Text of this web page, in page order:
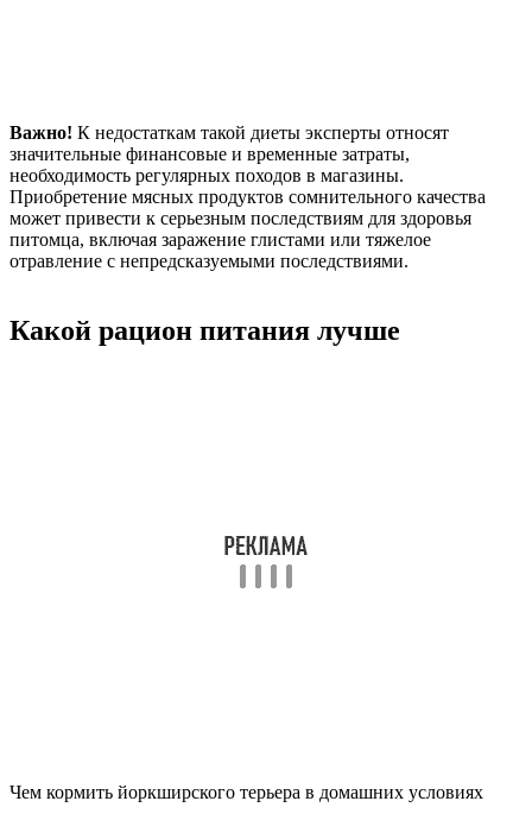
Важно! К недостаткам такой диеты эксперты относят
значительные финансовые и временные затраты,
необходимость регулярных походов в магазины.
Приобретение мясных продуктов сомнительного качества
может привести к серьезным последствиям для здоровья
питомца, включая заражение глистами или тяжелое
отравление с непредсказуемыми последствиями.
Какой рацион питания лучше
Чем кормить йоркширского терьера в домашних условиях